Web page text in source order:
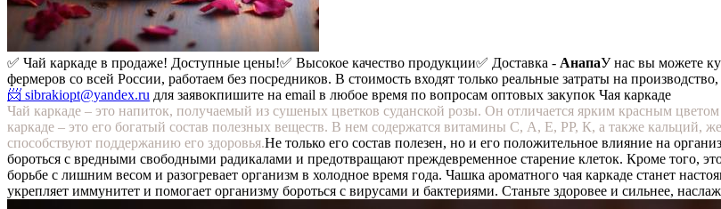
✅ Чай каркаде в продаже! Доступные цены!✅ Высокое качество продукции✅ Доставка - АнапаУ нас вы можете
фермеров со всей России, работаем без посредников. В стоимость входят только реальные затраты на
📨 sibrakiopt@yandex.ru для заявокпишите на email в любое время по вопросам оптовых закупок Чая каркаде
Чай каркаде – это напиток, получаемый из сушеных цветков суданской розы. Он отличается ярким красным
каркаде – это его богатый состав полезных веществ. В нем содержатся витамины С, А, Е, РР, К, а также кальций,
способствуют поддержанию его здоровья.Не только его состав полезен, но и его положительное влияние на
бороться с вредными свободными радикалами и предотвращают преждевременное старение клеток. Кроме того,
борьбе с лишним весом и разогревает организм в холодное время года. Чашка ароматного чая каркаде станет
укрепляет иммунитет и помогает организму бороться с вирусами и бактериями. Станьте здоровее и сильнее,